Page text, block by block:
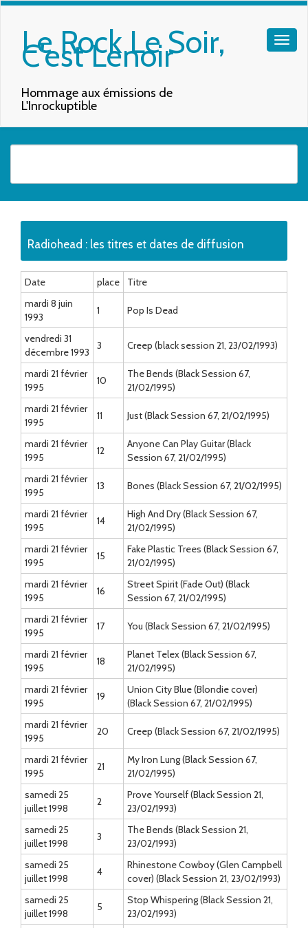
Le Rock Le Soir,
C'est Lenoir
Hommage aux émissions de
L'Inrockuptible
Radiohead : les titres et dates de diffusion
Date place
Titre
mardi 8 juin
1993
1 Pop Is Dead
vendredi 31
décembre 1993
3 Creep (black session 21, 23/02/1993)
mardi 21 février
1995
10
The Bends (Black Session 67,
21/02/1995)
mardi 21 février
1995
11 Just (Black Session 67, 21/02/1995)
mardi 21 février
1995
12
Anyone Can Play Guitar (Black
Session 67, 21/02/1995)
mardi 21 février
1995
13 Bones (Black Session 67, 21/02/1995)
mardi 21 février
1995
14
High And Dry (Black Session 67,
21/02/1995)
mardi 21 février
1995
15
Fake Plastic Trees (Black Session 67,
21/02/1995)
mardi 21 février
1995
16
Street Spirit (Fade Out) (Black
Session 67, 21/02/1995)
mardi 21 février
1995
17 You (Black Session 67, 21/02/1995)
mardi 21 février
1995
18
Planet Telex (Black Session 67,
21/02/1995)
mardi 21 février
1995
19
Union City Blue (Blondie cover)
(Black Session 67, 21/02/1995)
mardi 21 février
1995
20 Creep (Black Session 67, 21/02/1995)
mardi 21 février
1995
21
My Iron Lung (Black Session 67,
21/02/1995)
samedi 25
juillet 1998
2
Prove Yourself (Black Session 21,
23/02/1993)
samedi 25
juillet 1998
3
The Bends (Black Session 21,
23/02/1993)
samedi 25
juillet 1998
4
Rhinestone Cowboy (Glen Campbell
cover) (Black Session 21, 23/02/1993)
samedi 25
juillet 1998
5
Stop Whispering (Black Session 21,
23/02/1993)